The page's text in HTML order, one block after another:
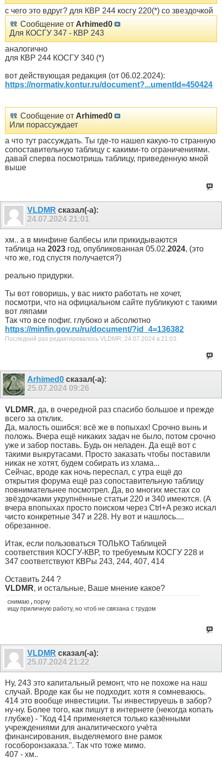
с чего это вдруг? для КВР 244 косгу 220(*) со звездочкой
Сообщение от Arhimed0
Для КОСГУ 347 - КВР 243
аналогично
для КВР 244 КОСГУ 340 (*)
вот действующая редакция (от 06.02.2024):
https://normativ.kontur.ru/document?...umentId=450424
Сообщение от Arhimed0
Или порассуждает
а что тут рассуждать. Ты где-то нашел какую-то странную
сопоставительную таблицу с какими-то ограничениями.
давай сперва посмотришь таблицу, приведенную мной
выше
VLDMR сказал(-а):
24.07.2024 21:01
хм.. а в минфине балбесы или прикидываются
таблица на 2023 год, опубликованная 05.02.2024, (это
что же, год спустя получается?)
реально придурки.
Ты вот говоришь, у вас никто работать не хочет,
посмотри, что на официальном сайте публикуют с такими
вот ляпами
Так что все пофиг. глубоко и абсолютно
https://minfin.gov.ru/ru/document/?id_4=136382
Последний раз редактировалось VLDMR; 24.07.2024 в 21:03.
Arhimed0 сказал(-а):
25.07.2024 09:26
VLDMR, да, в очередной раз спасибо большое и прежде
всего за отклик.
Да, малость ошибся: всё же в попыхах! Срочно вынь и
положь. Вчера ещё никаких задач не было, потом срочно
уже и забор поставь. Будь он неладен. Да ещё вот с
такими выкрутасами. Просто заказать чтобы поставили
никак не хотят, будем собирать из хлама...
Сейчас, вроде как ночь переспал, с утра ещё до
открытия форума ещё раз сопоставительную таблицу
повнимательнее посмотрел. Да, во многих местах со
звёздочками укрупнённые статьи 220 и 340 имеются. (А
вчера впопыхах просто поиском через Ctrl+A резко искал
чисто конкретные 347 и 228. Ну вот и нашлось....
обрезанное.
Итак, если пользоваться ТОЛЬКО Таблицей
соответствия КОСГУ-КВР, то требуемым КОСГУ 228 и
347 соответствуют КВРы 243, 244, 407, 414
Оставить 244 ?
VLDMR, и остальные, Ваше мнение какое?
снимаю , порчу
ищу приличную работу, но чтоб не связана с трудом
VLDMR сказал(-а):
25.07.2024 21:22
Ну, 243 это капитальный ремонт, что не похоже на наш
случай. Вроде как бы не подходит. хотя я сомневаюсь.
414 это вообще инвестиции. Ты инвестируешь в забор?
ну-ну. Более того, как пишут в интернете (некогда копать
глубже) - "Код 414 применяется только казёнными
учреждениями для аналитического учёта
финансирования, выделяемого вне рамок
гособоронзаказа.". Так что тоже мимо.
407 - хм..